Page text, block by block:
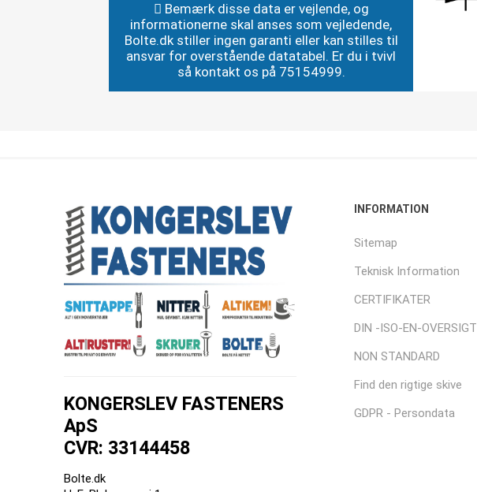
Bemærk disse data er vejlende, og
informationerne skal anses som vejledende,
Bolte.dk stiller ingen garanti eller kan stilles til
ansvar for overstående datatabel. Er du i tvivl
så kontakt os på 75154999.
KONGERSLEV FASTENERS
ApS
CVR: 33144458
Bolte.dk
INFORMATION
Sitemap
Teknisk Information
CERTIFIKATER
DIN -ISO-EN-OVERSIGT
NON STANDARD
Find den rigtige skive
GDPR - Persondata